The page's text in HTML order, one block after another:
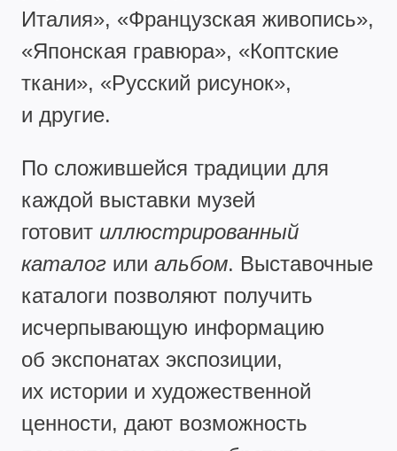
Италия», «Французская живопись»,
«Японская гравюра», «Коптские
ткани», «Русский рисунок»,
и другие.
По сложившейся традиции для
каждой выставки музей
готовит иллюстрированный
каталог или альбом. Выставочные
каталоги позволяют получить
исчерпывающую информацию
об экспонатах экспозиции,
их истории и художественной
ценности, дают возможность